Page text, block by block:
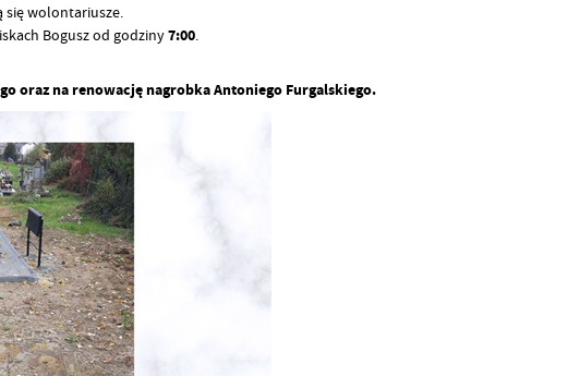
się wolontariusze.
Bogusz od godziny7:00.
oraz na renowację nagrobka Antoniego Furgalskiego.